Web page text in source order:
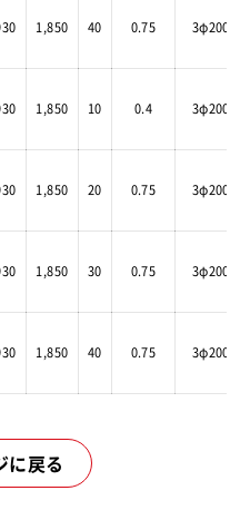
1,850 40 0.75 3φ200V
1,850 10 0.4 3φ200V
1,850 20 0.75 3φ200V
1,850 30 0.75 3φ200V
1,850 40 0.75 3φ200V
に戻る